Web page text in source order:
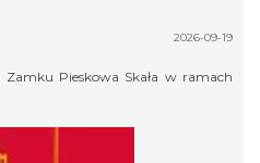
2026-09-19
Pieskowa Skała w ramach